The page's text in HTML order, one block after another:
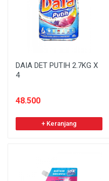
DAIA DET PUTIH 2.7KG X
4
48.500
+ Keranjang